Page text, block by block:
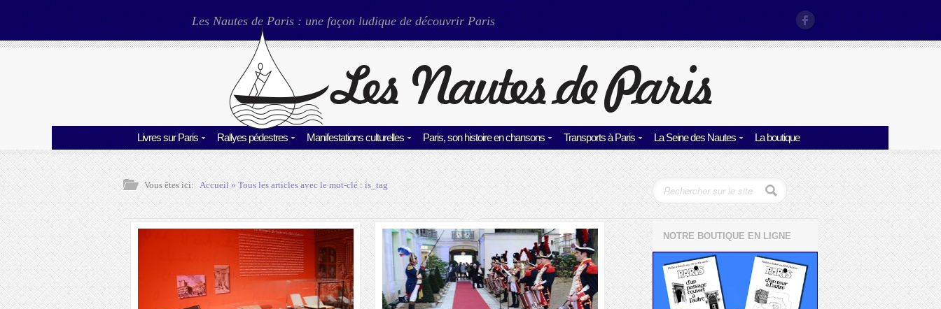
Les Nautes de Paris : une façon ludique de découvrir Paris
Livres sur Paris Rallyes pédestres Manifestations culturelles Paris, son histoire en chansons Transports à Paris La Seine des Nautes La boutique
Vous êtes ici: Accueil» Tous les articles avec le mot-clé :is_tag
NOTRE BOUTIQUE EN LIGNE